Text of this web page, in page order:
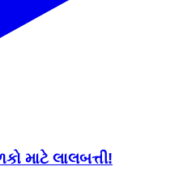
માટે લાલબત્તી!